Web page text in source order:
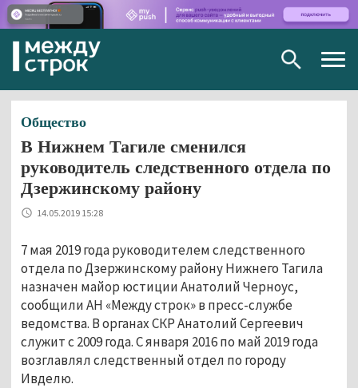
Общество
В Нижнем Тагиле сменился
руководитель следственного отдела по
Дзержинскому району
14.05.2019 15:28
7 мая 2019 года руководителем следственного
отдела по Дзержинскому району Нижнего Тагила
назначен майор юстиции Анатолий Черноус,
сообщили АН «Между строк» в пресс-службе
ведомства. В органах СКР Анатолий Сергеевич
служит с 2009 года. С января 2016 по май 2019 года
возглавлял следственный отдел по городу
Ивделю.